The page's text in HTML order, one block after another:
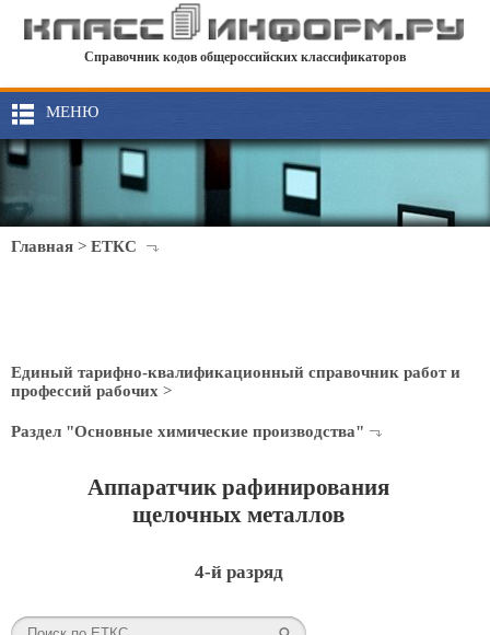
Справочник кодов общероссийских классификаторов
МЕНЮ
Главная > ЕТКС
Единый тарифно-квалификационный справочник работ и
профессий рабочих >
Раздел "Основные химические производства"
Аппаратчик рафинирования
щелочных металлов
4-й разряд